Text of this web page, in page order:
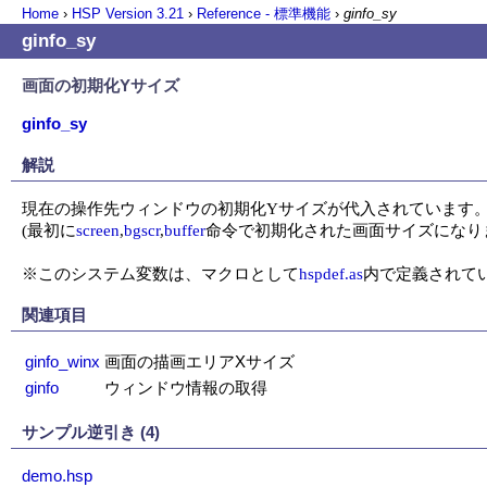
Home › HSP Version 3.21 › Reference - 標準機能 › ginfo_sy
ginfo_sy
画面の初期化Yサイズ
ginfo_sy
解説
現在の操作先ウィンドウの初期化Yサイズが代入されています。
(最初にscreen,bgscr,buffer命令で初期化された画面サイズになり
※このシステム変数は、マクロとしてhspdef.as内で定義されて
関連項目
ginfo_winx 画面の描画エリアXサイズ
ginfo
ウィンドウ情報の取得
サンプル逆引き (4)
demo.hsp